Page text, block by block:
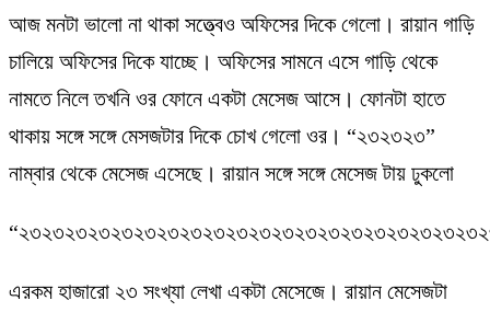
আজ মনটা ভালো না থাকা সত্ত্বেও অফিসের দিকে গেলো। রায়ান গাড়ি
চালিয়ে অফিসের দিকে যাচ্ছে। অফিসের সামনে এসে গাড়ি থেকে
নামতে নিলে তখনি ওর ফোনে একটা মেসেজ আসে। ফোনটা হাতে
থাকায় সঙ্গে সঙ্গে মেসজটার দিকে চোখ গেলো ওর। “২৩২৩২৩”
নাম্বার থেকে মেসেজ এসেছে। রায়ান সঙ্গে সঙ্গে মেসেজ টায় ঢুকলো
এরকম হাজারো ২৩ সংখ্যা লেখা একটা মেসেজে। রায়ান মেসেজটা